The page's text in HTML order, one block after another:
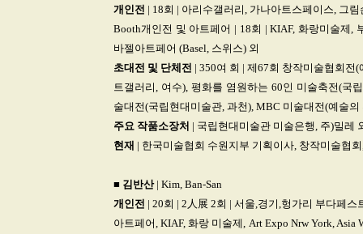
개인전 | 18회 | 아리수갤러리, 가나아트스페이스, 그
Booth개인전 및 아트페어 | 18회 | KIAF, 화랑미술제,
바젤아트페어 (Basel, 스위스) 외
초대전 및 단체전 | 350여 회 | 제67회 창작미술협회전
트갤러리, 여수), 평화를 염원하는 60인 미술축전(국
술대전(국립현대미술관, 과천), MBC 미술대전(예술의
주요 작품소장처 | 국립현대미술관 미술은행, 주)밀레
현재 | 한국미술협회 수원지부 기획이사, 창작미술협
■ 김반산| Kim, Ban-San
개인전 | 20회 | 2人展 2회 | 서울,경기,헝가리 부다페스
아트페어, KIAF, 화랑 미술제, Art Expo Nrw York, Asia